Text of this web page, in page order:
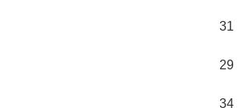
31
29
34